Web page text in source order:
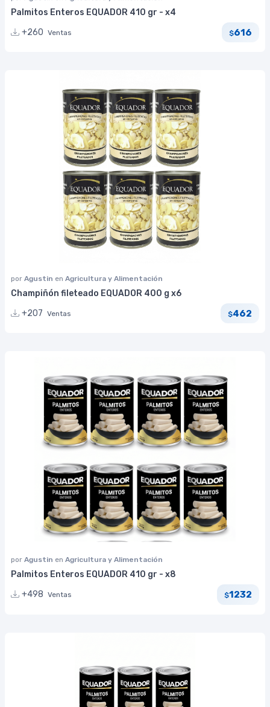
Palmitos Enteros EQUADOR 410 gr - x4
+260 Ventas $616
por Agustin en Agricultura y Alimentación
Champiñón fileteado EQUADOR 400 g x6
+207 Ventas $462
por Agustin en Agricultura y Alimentación
Palmitos Enteros EQUADOR 410 gr - x8
+498 Ventas $1232